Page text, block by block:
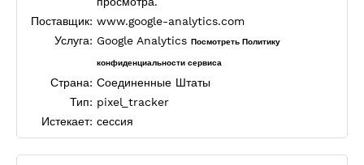
Поставщик: www.google-analytics.com
Услуга: Google Analytics Посмотреть Политику
конфиденциальности сервиса
Страна: Соединенные Штаты
Тип: pixel_tracker
Истекает: сессия